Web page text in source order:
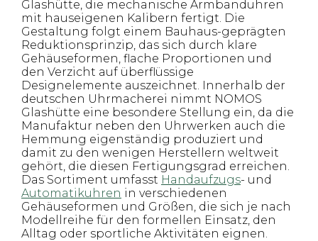
Glashütte, die mechanische Armbanduhren
mit hauseigenen Kalibern fertigt. Die
Gestaltung folgt einem Bauhaus-geprägten
Reduktionsprinzip, das sich durch klare
Gehäuseformen, flache Proportionen und
den Verzicht auf überflüssige
Designelemente auszeichnet. Innerhalb der
deutschen Uhrmacherei nimmt NOMOS
Glashütte eine besondere Stellung ein, da die
Manufaktur neben den Uhrwerken auch die
Hemmung eigenständig produziert und
damit zu den wenigen Herstellern weltweit
gehört, die diesen Fertigungsgrad erreichen.
Das Sortiment umfasst Handaufzugs- und
Automatikuhren in verschiedenen
Gehäuseformen und Größen, die sich je nach
Modellreihe für den formellen Einsatz, den
Alltag oder sportliche Aktivitäten eignen.